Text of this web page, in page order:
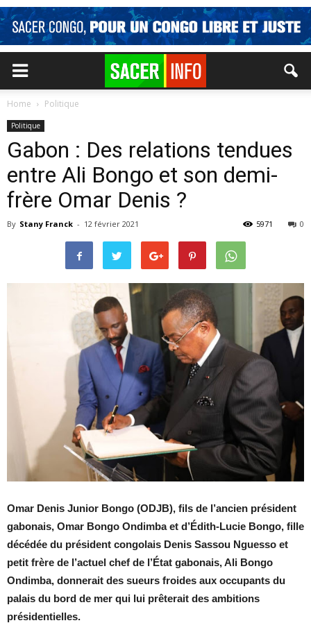
Home Politique
Politique
Gabon : Des relations tendues
entre Ali Bongo et son demi-
frère Omar Denis ?
By Stany Franck - 12 février 2021 0
5971
Omar Denis Junior Bongo (ODJB), fils de l’ancien président
gabonais, Omar Bongo Ondimba et d’Édith-Lucie Bongo, fille
décédée du président congolais Denis Sassou Nguesso et
petit frère de l’actuel chef de l’État gabonais, Ali Bongo
Ondimba, donnerait des sueurs froides aux occupants du
palais du bord de mer qui lui prêterait des ambitions
présidentielles.